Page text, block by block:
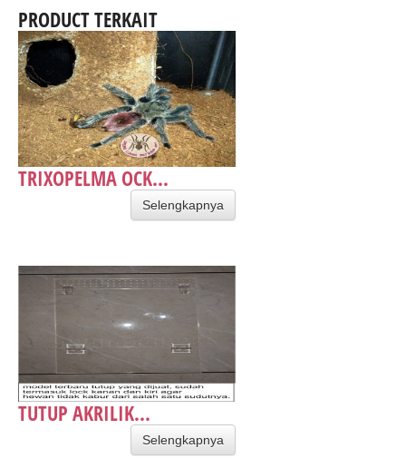
PRODUCT TERKAIT
TRIXOPELMA OCK...
Selengkapnya
TUTUP AKRILIK...
Selengkapnya